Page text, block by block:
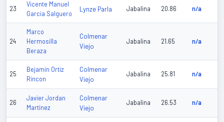
23
Vicente Manuel
Garcia Salguero
Lynze Parla Jabalina 20.86 n/a
24
Marco
Hermosilla
Beraza
Colmenar
Viejo
Jabalina 21.65 n/a
25
Bejamin Ortiz
Rincon
Colmenar
Viejo
Jabalina 25.81 n/a
26
Javier Jordan
Martinez
Colmenar
Viejo
Jabalina 26.53 n/a